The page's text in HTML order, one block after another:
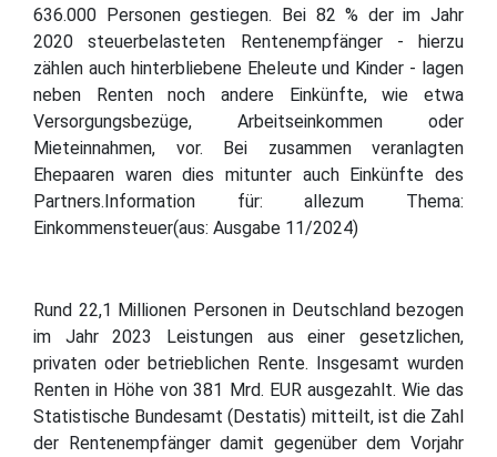
636.000 Personen gestiegen. Bei 82 % der im Jahr
2020 steuerbelasteten Rentenempfänger - hierzu
zählen auch hinterbliebene Eheleute und Kinder - lagen
neben Renten noch andere Einkünfte, wie etwa
Versorgungsbezüge, Arbeitseinkommen oder
Mieteinnahmen, vor. Bei zusammen veranlagten
Ehepaaren waren dies mitunter auch Einkünfte des
Partners.Information für: allezum Thema:
Einkommensteuer(aus: Ausgabe 11/2024)
Rund 22,1 Millionen Personen in Deutschland bezogen
im Jahr 2023 Leistungen aus einer gesetzlichen,
privaten oder betrieblichen Rente. Insgesamt wurden
Renten in Höhe von 381 Mrd. EUR ausgezahlt. Wie das
Statistische Bundesamt (Destatis) mitteilt, ist die Zahl
der Rentenempfänger damit gegenüber dem Vorjahr